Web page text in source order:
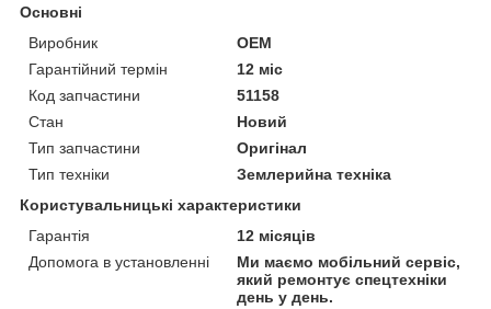
Основні
Виробник
OEM
Гарантійний термін
12 міс
Код запчастини
51158
Стан
Новий
Тип запчастини
Оригінал
Тип техніки
Землерийна техніка
Користувальницькі характеристики
Гарантія
12 місяців
Допомога в установленні
Ми маємо мобільний сервіс,
який ремонтує спецтехніки
день у день.